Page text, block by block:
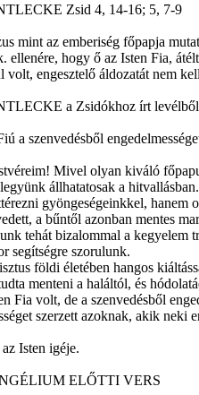
Zsid 4, 14-16; 5, 7-9
mint az emberiség főpapja
ellenére, hogy ő az Isten Fia,
volt, engesztelő áldozatát nem
a Zsidókhoz írt levélből
a szenvedésből
Mivel olyan kiváló
állhatatosak a
gyöngeségeinkkel, hanem
a bűntől azonban mentes
tehát bizalommal a kegyelem
segítségre szorulunk.
földi életében hangos
menteni a haláltól, és
Fia volt, de a szenvedésből
szerzett azoknak, akik neki
Isten igéje.
ELŐTTI VERS